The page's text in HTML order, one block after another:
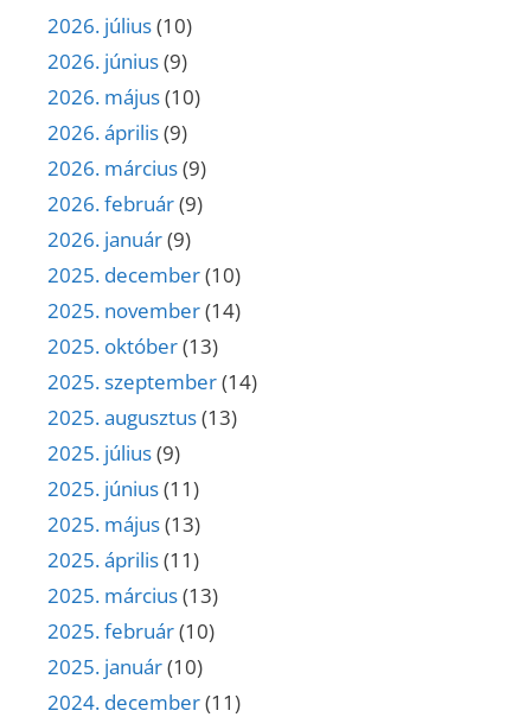
2026. július(10)
2026. június(9)
2026. május(10)
2026. április(9)
2026. március(9)
2026. február(9)
2026. január(9)
2025. december(10)
2025. november(14)
2025. október(13)
2025. szeptember(14)
2025. augusztus(13)
2025. július(9)
2025. június(11)
2025. május(13)
2025. április(11)
2025. március(13)
2025. február(10)
2025. január(10)
2024. december(11)